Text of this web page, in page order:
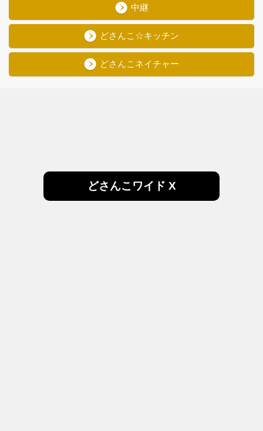
中継
どさんこ☆キッチン
どさんこネイチャー
どさんこワイド X